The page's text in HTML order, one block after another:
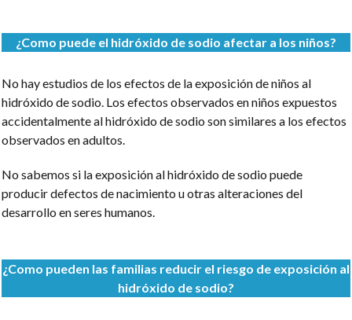
¿Como puede el hidróxido de sodio afectar a los niños?
No hay estudios de los efectos de la exposición de niños al
hidróxido de sodio. Los efectos observados en niños expuestos
accidentalmente al hidróxido de sodio son similares a los efectos
observados en adultos.
No sabemos si la exposición al hidróxido de sodio puede
producir defectos de nacimiento u otras alteraciones del
desarrollo en seres humanos.
¿Como pueden las familias reducir el riesgo de exposición al
hidróxido de sodio?